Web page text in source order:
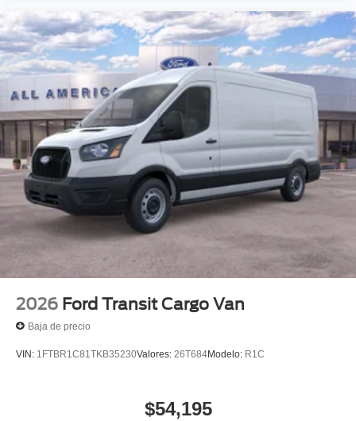
2026 Ford Transit Cargo Van
Baja de precio
VIN: 1FTBR1C81TKB35230Valores: 26T684Modelo: R1C
$54,195